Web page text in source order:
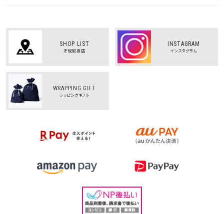
SHOP LIST
正規取扱店
INSTAGRAM
インスタグラム
WRAPPING GIFT
ラッピングギフト